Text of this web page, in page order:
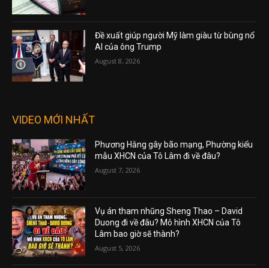
Đề xuất giúp người Mỹ làm giàu từ bùng nổ
AI của ông Trump
August 8, 2026
VIDEO MỚI NHẤT
Phương Hằng gây bão mạng, Phường kiểu
mẫu XHCN của Tô Lâm đi về đâu?
August 7, 2026
Vụ án tham nhũng Sheng Thao – David
Duong đi về đâu? Mô hình XHCN của Tô
Lâm bao giờ sẽ thành?
August 5, 2026